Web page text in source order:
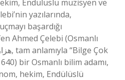
Endülüslü müzisyen ve
yazılarında,
başardığı
Ahmed Çelebi (Osmanlı
bir Osmanlı bilim adamı,
hekim, Endülüslü